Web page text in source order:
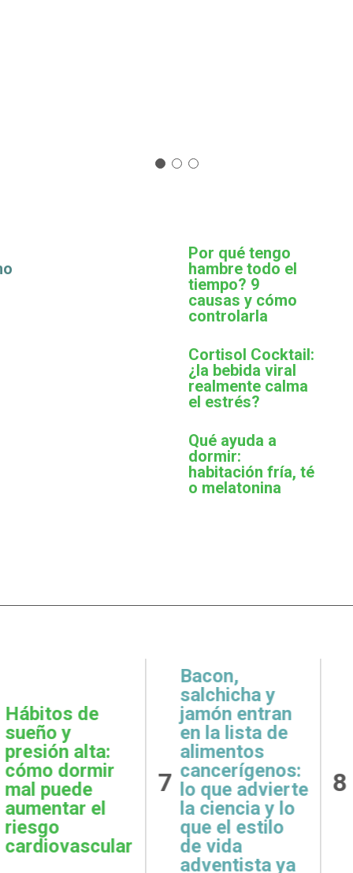
Por qué tengo
hambre todo el
tiempo? 9
causas y cómo
controlarla
Cortisol Cocktail:
¿la bebida viral
realmente calma
el estrés?
Qué ayuda a
dormir:
habitación fría, té
o melatonina
entran
de
advierte
y lo
estilo
8
Metas
realistas:
cómo definir
objetivos
posibles y
cuidar la salud
emocional
9
qué
la